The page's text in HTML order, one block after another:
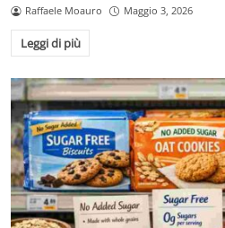
Raffaele Moauro Maggio 3, 2026
Leggi di più